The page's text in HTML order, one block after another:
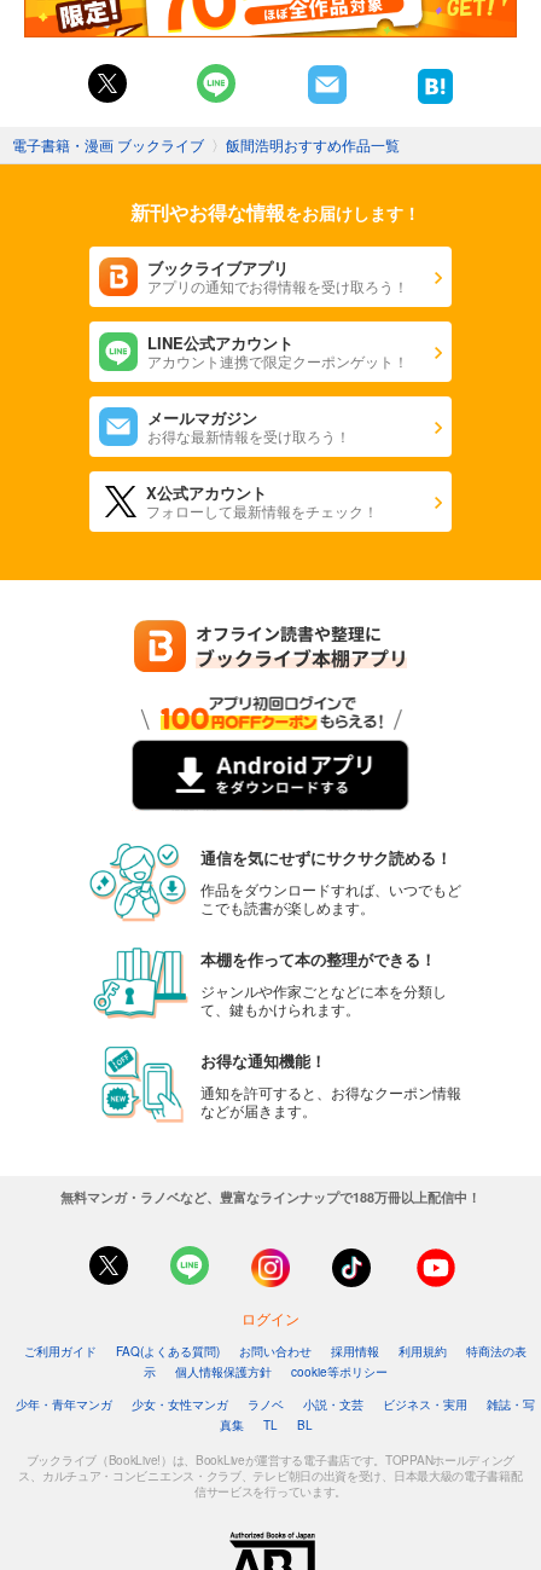
電子書籍・漫画 ブックライブ 〉 飯間浩明おすすめ作品一覧
新刊やお得な情報をお届けします！
ブックライブアプリ
アプリの通知でお得情報を受け取ろう！
LINE公式アカウント
アカウント連携で限定クーポンゲット！
メールマガジン
お得な最新情報を受け取ろう！
X公式アカウント
フォローして最新情報をチェック！
通信を気にせずにサクサク読める！
作品をダウンロードすれば、いつでもど
こでも読書が楽しめます。
本棚を作って本の整理ができる！
ジャンルや作家ごとなどに本を分類し
て、鍵もかけられます。
お得な通知機能！
通知を許可すると、お得なクーポン情報
などが届きます。
無料マンガ・ラノベなど、豊富なラインナップで188万冊以上配信中！
ログイン
ご利用ガイド FAQ(よくある質問) お問い合わせ 採用情報 利用規約
特商法の表
示
個人情報保護方針
cookie等ポリシー
少年・青年マンガ
少女・女性マンガ ラノベ 小説・文芸 ビジネス・実用
雑誌・写
真集
TL BL
ブックライブ（BookLive!）は、BookLiveが運営する電子書店です。TOPPANホールディング
ス、カルチュア・コンビニエンス・クラブ、テレビ朝日の出資を受け、日本最大級の電子書籍配
信サービスを行っています。